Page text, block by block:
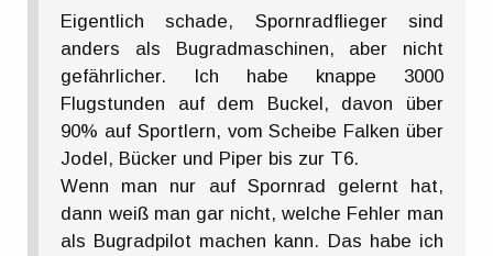
Eigentlich schade, Spornradflieger sind
anders als Bugradmaschinen, aber nicht
gefährlicher. Ich habe knappe 3000
Flugstunden auf dem Buckel, davon über
90% auf Sportlern, vom Scheibe Falken über
Jodel, Bücker und Piper bis zur T6.
Wenn man nur auf Spornrad gelernt hat,
dann weiß man gar nicht, welche Fehler man
als Bugradpilot machen kann. Das habe ich